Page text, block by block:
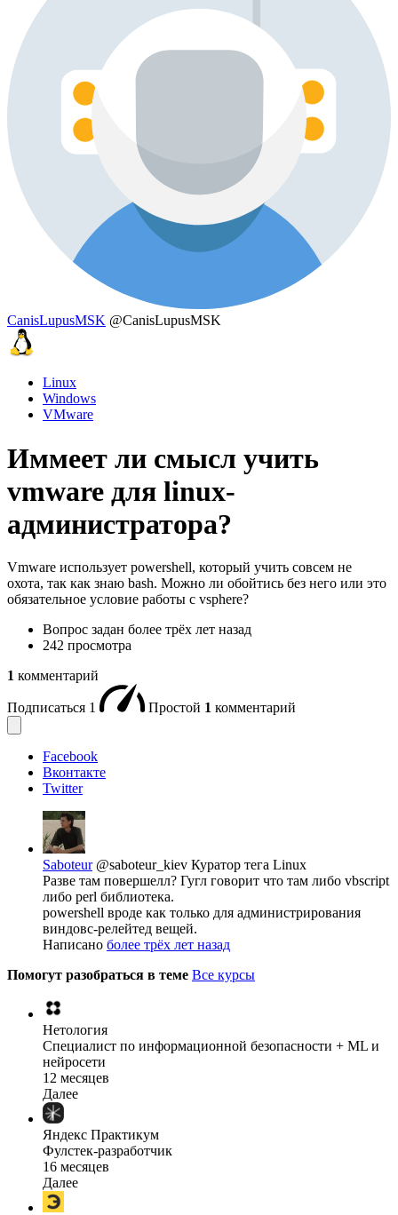
CanisLupusMSK @CanisLupusMSK
Linux
Windows
VMware
Иммеет ли смысл учить
vmware для linux-
администратора?
Vmware использует powershell, который учить совсем не
охота, так как знаю bash. Можно ли обойтись без него или это
обязательное условие работы с vsphere?
Вопрос задан более трёх лет назад
242 просмотра
1 комментарий
Подписаться 1 Простой 1 комментарий
Facebook
Вконтакте
Twitter
Saboteur @saboteur_kiev Куратор тега Linux
Разве там повершелл? Гугл говорит что там либо vbscript
либо perl библиотека.
powershell вроде как только для администрирования
виндовс-релейтед вещей.
Написано более трёх лет назад
Помогут разобраться в теме Все курсы
Нетология
Специалист по информационной безопасности + ML и
нейросети
12 месяцев
Далее
Яндекс Практикум
Фулстек-разработчик
16 месяцев
Далее